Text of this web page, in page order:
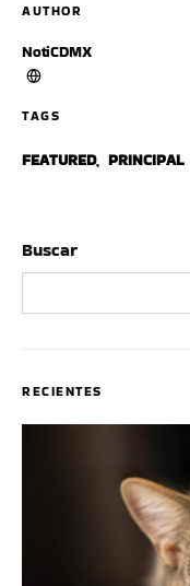
AUTHOR
NotiCDMX
TAGS
FEATURED, PRINCIPAL
Buscar
RECIENTES